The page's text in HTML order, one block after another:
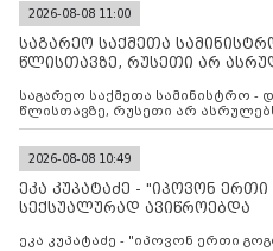
2026-08-08 11:00
საგარეო საქმეთა
წლისთავზე, რუსეთი არ
საგარეო საქმეთა სამინისტრო -
წლისთავზე, რუსეთი არ
დადებულ 2008 წლის 12 აგვისტოს
კონტროლს ოკუპირებულ
მილიტარიზაციის პროცესს და
ფაქტობრივი ანექსიისკენ
2026-08-08 10:49
ეკა კუპატაძე - "იპოვონ
სექსუალურად ავიწროებდა
ეკა კუპატაძე - "იპოვონ ერთი